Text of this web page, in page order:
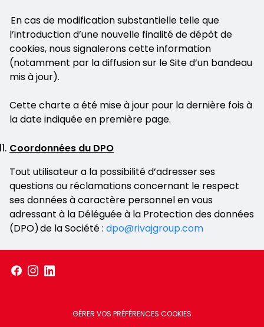
En cas de modification substantielle telle que
l’introduction d’une nouvelle finalité de dépôt de
cookies, nous signalerons cette information
(notamment par la diffusion sur le Site d’un bandeau
mis à jour).
Cette charte a été mise à jour pour la dernière fois à
la date indiquée en première page.
Coordonnées du DPO
Tout utilisateur a la possibilité d’adresser ses
questions ou réclamations concernant le respect
ses données à caractère personnel en vous
adressant à la Déléguée à la Protection des données
(DPO) de la Société : dpo@rivajgroup.com
GÉRER VOS PRÉFÉRENCES COOKIES